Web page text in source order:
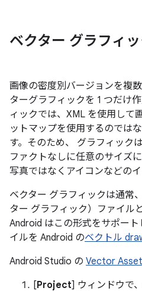
ベクター グラフィ
画像の密度別バージョンを複
ターグラフィックを 1 つだけ
ィックでは、XML を使用して
ットマップを使用するのでは
す。そのため、 グラフィック
ファクトなしに任意のサイズ
写真ではなくアイコンなどのイ
ベクター グラフィックは通常
ター グラフィック）ファイル
Android はこの形式をサポー
イルを Android のベクトル
Android Studio の Vector
[Project] ウィンドウで、